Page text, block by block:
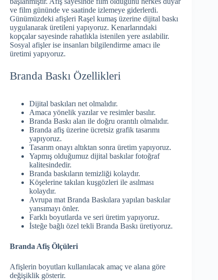
ve film gününde ve saatinde izlemeye giderlerdi.
Günümüzdeki afişleri Raşel kumaş üzerine dijital baskı
uygulanarak üretileni yapıyoruz. Kenarlarındaki
kopçalar sayesinde rahatlıkla istenilen yere asılabilir.
Sosyal afişler ise insanları bilgilendirme amacı ile
üretimi yapıyoruz.
Branda Baskı Özellikleri
Dijital baskıları net olmalıdır.
Amaca yönelik yazılar ve resimler basılır.
Branda Baskı alan ile doğru orantılı olmalıdır.
Branda afiş üzerine ücretsiz grafik tasarımı
yapıyoruz.
Tasarım onayı altıktan sonra üretim yapıyoruz.
Yapmış olduğumuz dijital baskılar fotoğraf
kalitesindedir.
Branda baskıların temizliği kolaydır.
Köşelerine takılan kuşgözleri ile asılması
kolaydır.
Avrupa mat Branda Baskılara yapılan baskılar
yansımayı önler.
Farklı boyutlarda ve seri üretim yapıyoruz.
İsteğe bağlı özel tekli Branda Baskı üretiyoruz.
Branda Afiş Ölçüleri
Afişlerin boyutları kullanılacak amaç ve alana göre
değişiklik gösterir.